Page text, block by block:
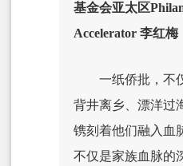
基金会亚太区
Accelerator 李红梅
一纸侨批，不
背井离乡、漂洋过
镌刻着他们融入血
不仅是家族血脉的